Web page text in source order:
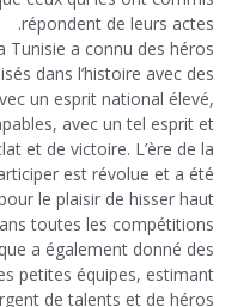
répondent de leurs actes.
Tunisie a connu des héros
dans l’histoire avec des
un esprit national élevé,
avec un tel esprit et
et de victoire. L’ère de la
est révolue et a été
le plaisir de hisser haut
toutes les compétitions.
a également donné des
petites équipes, estimant
de talents et de héros.